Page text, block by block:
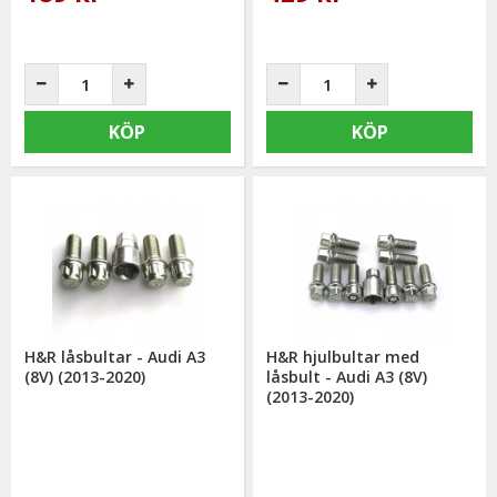
KÖP KÖP
H&R låsbultar - Audi A3
(8V) (2013-2020)
H&R hjulbultar med
låsbult - Audi A3 (8V)
(2013-2020)